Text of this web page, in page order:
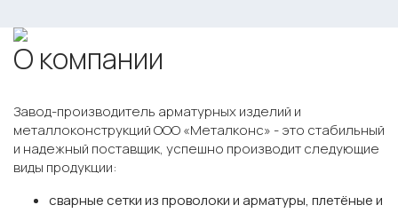
О компании
Завод-производитель арматурных изделий и
металлоконструкций ООО «Металконс» - это стабильный
и надежный поставщик, успешно производит следующие
виды продукции:
сварные сетки из проволоки и арматуры, плетёные и